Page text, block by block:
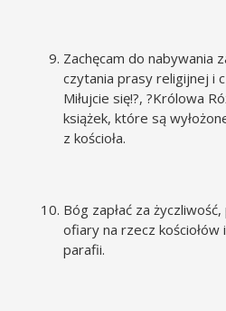
Zachęcam do nabywania
czytania prasy religijnej i
Miłujcie się!?, ?Królowa
książek, które są
z kościoła.
Bóg zapłać za
ofiary na rzecz kościołów
parafii.